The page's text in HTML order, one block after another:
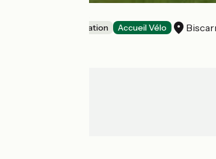
Group accommodation Accueil Vélo